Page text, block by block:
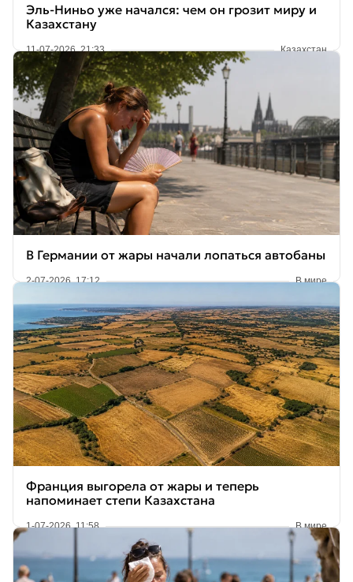
Эль-Ниньо уже начался: чем он грозит миру и
Казахстану
11-07-2026, 21:33 Казахстан
В Германии от жары начали лопаться автобаны
2-07-2026, 17:12 В мире
Франция выгорела от жары и теперь
напоминает степи Казахстана
1-07-2026, 11:58 В мире